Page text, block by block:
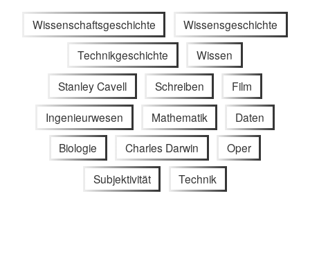
Wissenschaftsgeschichte Wissensgeschichte
Technikgeschichte Wissen
Stanley Cavell Schreiben Film
Ingenieurwesen Mathematik Daten
Biologie Charles Darwin Oper
Subjektivität Technik